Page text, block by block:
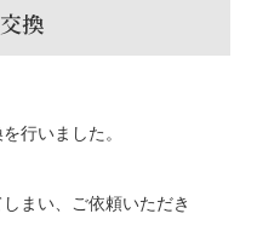
換
行いました。
まい、ご依頼いただき